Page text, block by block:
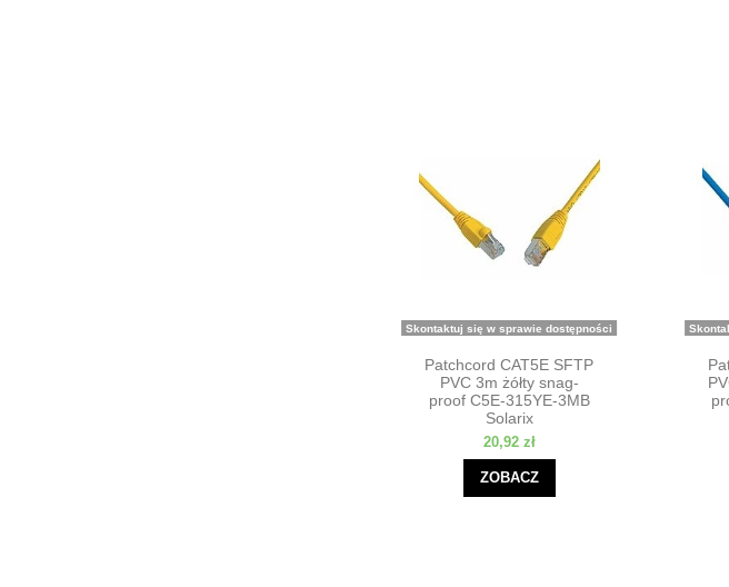
Skontaktuj się w sprawie dostępności
Patchcord CAT5E SFTP
PVC 3m żółty snag-
proof C5E-315YE-3MB
Solarix
20,92 zł
ZOBACZ